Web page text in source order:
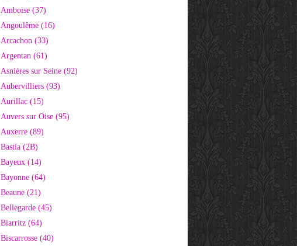
Amboise (37)
Angoulême (16)
Arcachon (33)
Argentan (61)
Asnières sur Seine (92)
Aubervilliers (93)
Aurillac (15)
Auvers sur Oise (95)
Auxerre (89)
Bastia (2B)
Bayeux (14)
Bayonne (64)
Beaune (21)
Bellegarde (45)
Biarritz (64)
Biscarrosse (40)